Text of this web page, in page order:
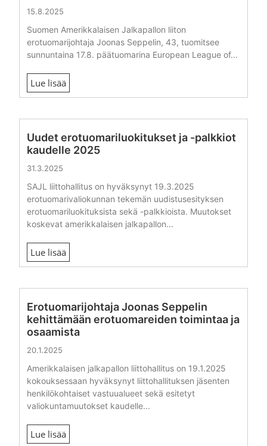
15.8.2025
Suomen Amerikkalaisen Jalkapallon liiton
erotuomarijohtaja Joonas Seppelin, 43, tuomitsee
sunnuntaina 17.8. päätuomarina European League of...
Lue lisää
Uudet erotuomariluokitukset ja -palkkiot
kaudelle 2025
31.3.2025
SAJL liittohallitus on hyväksynyt 19.3.2025
erotuomarivaliokunnan tekemän uudistusesityksen
erotuomariluokituksista sekä -palkkioista. Muutokset
koskevat amerikkalaisen jalkapallon...
Lue lisää
Erotuomarijohtaja Joonas Seppelin
kehittämään erotuomareiden toimintaa ja
osaamista
20.1.2025
Amerikkalaisen jalkapallon liittohallitus on 19.1.2025
kokouksessaan hyväksynyt liittohallituksen jäsenten
henkilökohtaiset vastuualueet sekä esitetyt
valiokuntamuutokset kaudelle...
Lue lisää